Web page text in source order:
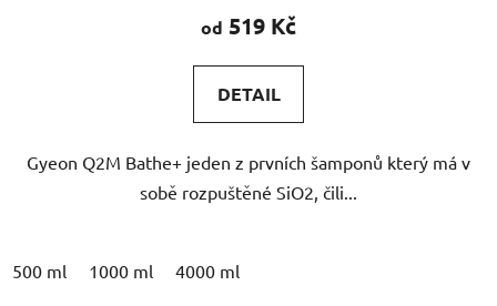
produktu
4,7
z
hvězdiček.
od 519 Kč
DETAIL
Gyeon Q2M Bathe+ jeden z prvních šamponů který má v
sobě rozpuštěné SiO2, čili...
500 ml 1000 ml 4000 ml